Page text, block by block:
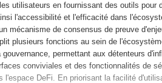
utilisateurs en fournissant des outils
l'accessibilité et l'efficacité dans
mécanisme de consensus de preuve
plusieurs fonctions au sein de
permettant aux détenteurs
conviviales et des fonctionnalités de
l'espace DeFi. En priorisant la facilité